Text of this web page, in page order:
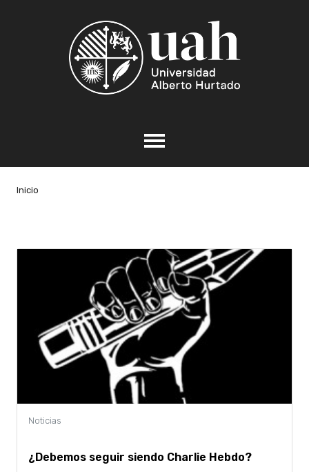
Inicio
¿Debemos seguir siendo Charlie Hebdo?